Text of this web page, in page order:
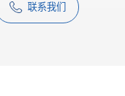
联系我们